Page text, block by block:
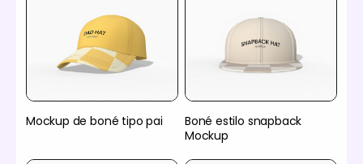
Mockup de boné tipo pai
Boné estilo snapback
Mockup